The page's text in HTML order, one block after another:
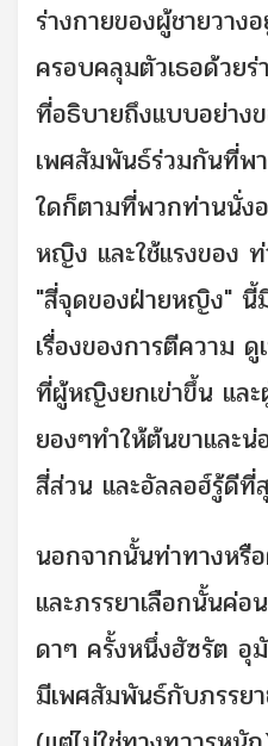
ร่างกายของผู้ชายวาง
ครอบคลุมตัวเธอด้วยร่
ที่อธิบายถึงแบบอย่าง
เพศสัมพันธ์ร่วมกันที่พ
ใดก็ตามที่พวกท่านนั่ง
หญิง และใช้แรงของ ท่
"สี่จุดของฝ่ายหญิง" นี้
เรื่องของการตีความ
ที่ผู้หญิงยกเข่าขึ้น และ
ยองๆทำให้ต้นขาและ
สี่ส่วน และอัลลอฮ์รู้ดีที่
นอกจากนั้นท่าทางหรื
และภรรยาเลือกนั้นค่อ
ดาๆ ครั้งหนึ่งฮัซรัต อุ
มีเพศสัมพันธ์กับภรรย